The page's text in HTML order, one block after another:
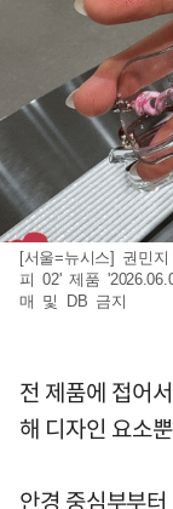
[서울=뉴시스] 권민
피 02' 제품
매 및 DB 금지
전 제품에 접어
해 디자인 요소
안경 중심부부